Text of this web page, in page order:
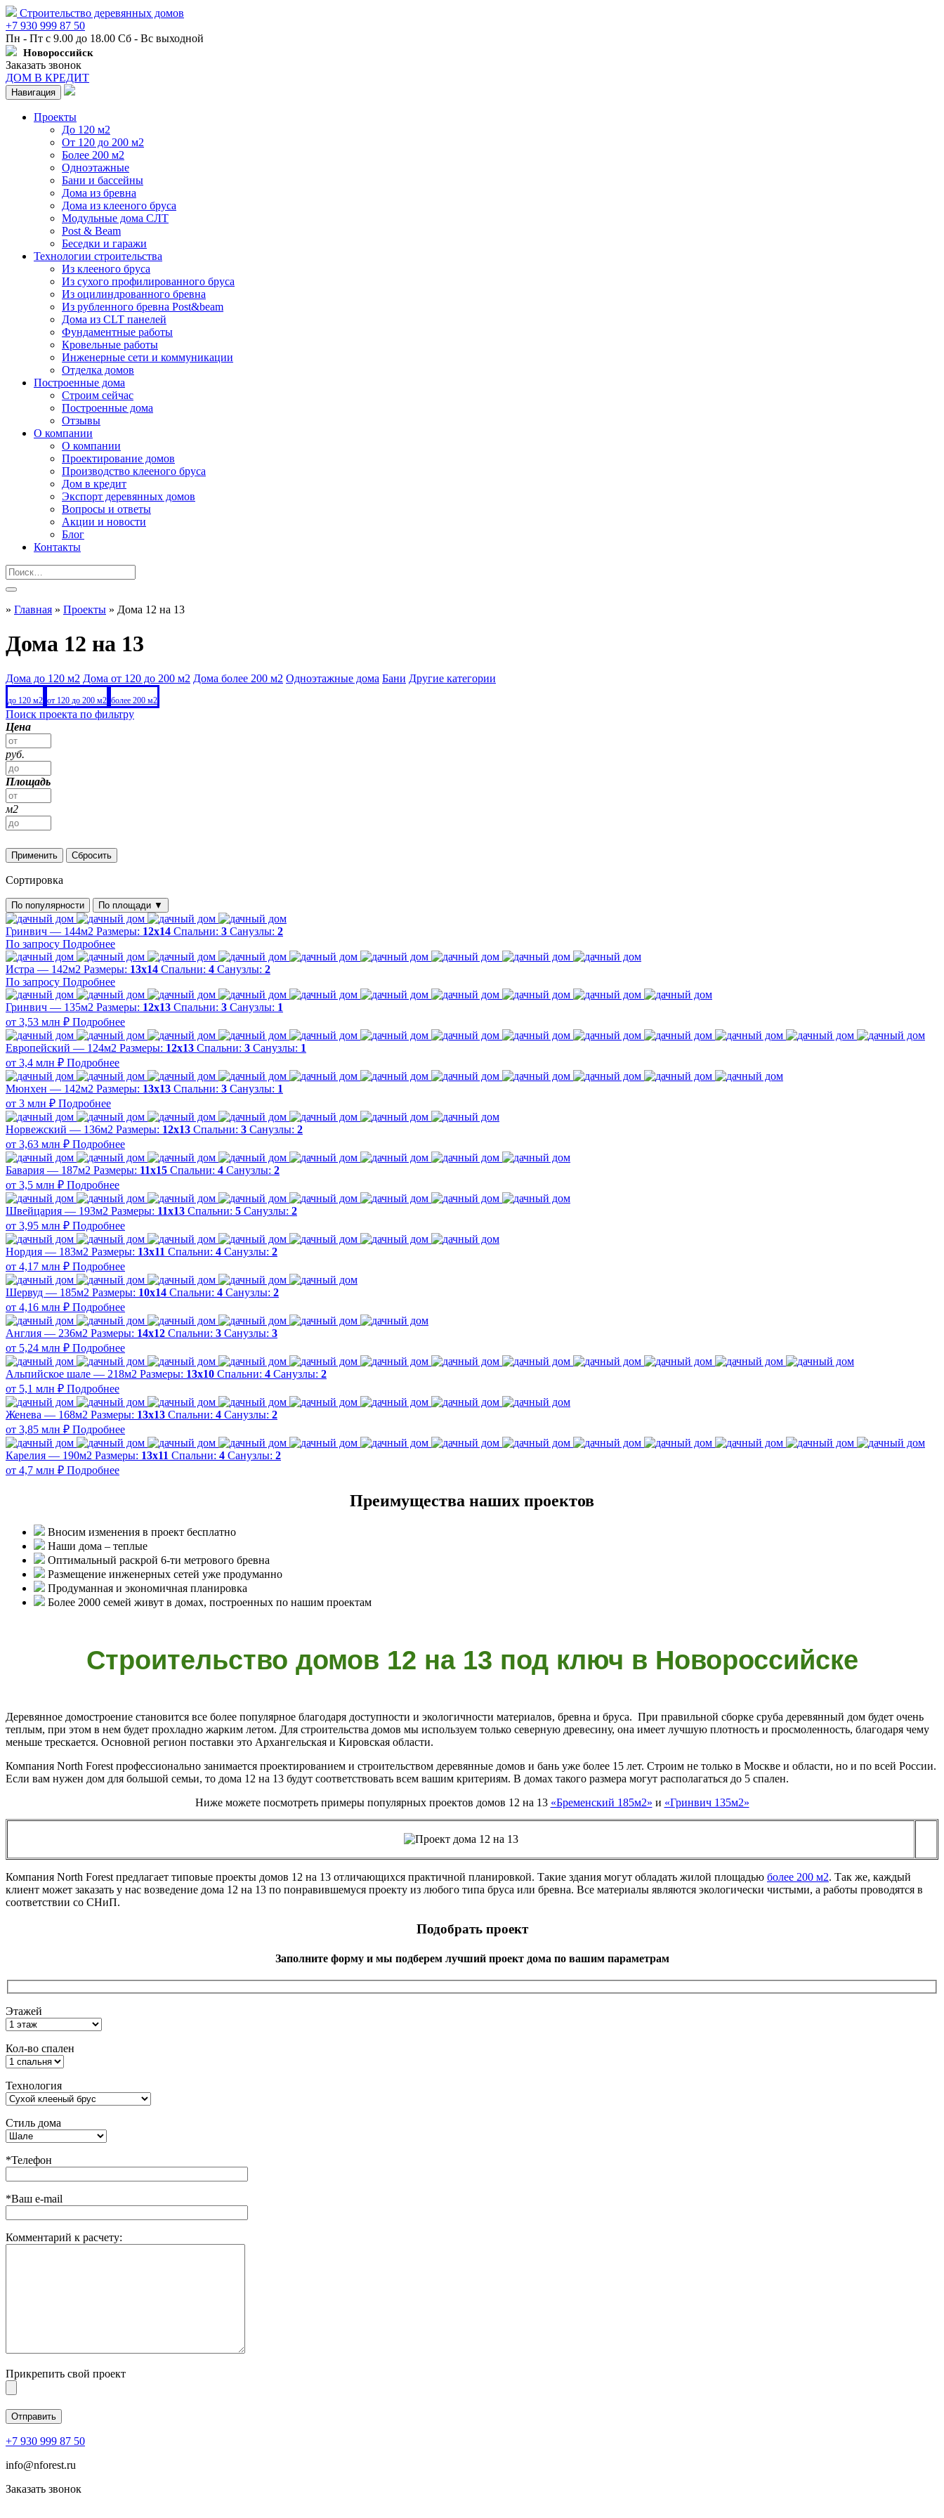
Строительство деревянных домов
+7 930 999 87 50
Пн - Пт с 9.00 до 18.00 Сб - Вс выходной
Новороссийск
Заказать звонок
ДОМ В КРЕДИТ
Навигация
Проекты
До 120 м2
От 120 до 200 м2
Более 200 м2
Одноэтажные
Бани и бассейны
Дома из бревна
Дома из клееного бруса
Модульные дома СЛТ
Post & Beam
Беседки и гаражи
Технологии строительства
Из клееного бруса
Из сухого профилированного бруса
Из оцилиндрованного бревна
Из рубленного бревна Post&beam
Дома из CLT панелей
Фундаментные работы
Кровельные работы
Инженерные сети и коммуникации
Отделка домов
Построенные дома
Строим сейчас
Построенные дома
Отзывы
О компании
О компании
Проектирование домов
Производство клееного бруса
Дом в кредит
Экспорт деревянных домов
Вопросы и ответы
Акции и новости
Блог
Контакты
» Главная » Проекты » Дома 12 на 13
Дома 12 на 13
Дома до 120 м2 Дома от 120 до 200 м2 Дома более 200 м2 Одноэтажные дома Бани Другие категории
до 120 м2 от 120 до 200 м2 более 200 м2
Поиск проекта по фильтру
Цена
руб.
Площадь
м2
Применить Сбросить
Сортировка
По популярности По площади ▼
Гринвич — 144м2 Размеры: 12х14 Спальни: 3 Санузлы: 2
По запросу Подробнее
Истра — 142м2 Размеры: 13х14 Спальни: 4 Санузлы: 2
По запросу Подробнее
Гринвич — 135м2 Размеры: 12х13 Спальни: 3 Санузлы: 1
от 3,53 млн ₽ Подробнее
Европейский — 124м2 Размеры: 12х13 Спальни: 3 Санузлы: 1
от 3,4 млн ₽ Подробнее
Мюнхен — 142м2 Размеры: 13х13 Спальни: 3 Санузлы: 1
от 3 млн ₽ Подробнее
Норвежский — 136м2 Размеры: 12х13 Спальни: 3 Санузлы: 2
от 3,63 млн ₽ Подробнее
Бавария — 187м2 Размеры: 11х15 Спальни: 4 Санузлы: 2
от 3,5 млн ₽ Подробнее
Швейцария — 193м2 Размеры: 11х13 Спальни: 5 Санузлы: 2
от 3,95 млн ₽ Подробнее
Нордия — 183м2 Размеры: 13х11 Спальни: 4 Санузлы: 2
от 4,17 млн ₽ Подробнее
Шервуд — 185м2 Размеры: 10х14 Спальни: 4 Санузлы: 2
от 4,16 млн ₽ Подробнее
Англия — 236м2 Размеры: 14х12 Спальни: 3 Санузлы: 3
от 5,24 млн ₽ Подробнее
Альпийское шале — 218м2 Размеры: 13х10 Спальни: 4 Санузлы: 2
от 5,1 млн ₽ Подробнее
Женева — 168м2 Размеры: 13х13 Спальни: 4 Санузлы: 2
от 3,85 млн ₽ Подробнее
Карелия — 190м2 Размеры: 13х11 Спальни: 4 Санузлы: 2
от 4,7 млн ₽ Подробнее
Преимущества наших проектов
Вносим изменения в проект бесплатно
Наши дома – теплые
Оптимальный раскрой 6-ти метрового бревна
Размещение инженерных сетей уже продуманно
Продуманная и экономичная планировка
Более 2000 семей живут в домах, построенных по нашим проектам
Строительство домов 12 на 13 под ключ в Новороссийске
Деревянное домостроение становится все более популярное благодаря доступности и экологичности материалов, бревна и бруса. При правильной сборке сруба деревянный дом будет очень
теплым, при этом в нем будет прохладно жарким летом. Для строительства домов мы используем только северную древесину, она имеет лучшую плотность и просмоленность, благодаря чему
меньше трескается. Основной регион поставки это Архангельская и Кировская области.
Компания North Forest профессионально занимается проектированием и строительством деревянные домов и бань уже более 15 лет. Строим не только в Москве и области, но и по всей России.
Если вам нужен дом для большой семьи, то дома 12 на 13 будут соответствовать всем вашим критериям. В домах такого размера могут располагаться до 5 спален.
Ниже можете посмотреть примеры популярных проектов домов 12 на 13 «Бременский 185м2» и «Гринвич 135м2»
Компания North Forest предлагает типовые проекты домов 12 на 13 отличающихся практичной планировкой. Такие здания могут обладать жилой площадью более 200 м2. Так же, каждый
клиент может заказать у нас возведение дома 12 на 13 по понравившемуся проекту из любого типа бруса или бревна. Все материалы являются экологически чистыми, а работы проводятся в
соответствии со СНиП.
Подобрать проект
Заполните форму и мы подберем лучший проект дома по вашим параметрам
Этажей
Кол-во спален
Технология
Стиль дома
*Телефон
*Ваш e-mail
Комментарий к расчету:
Прикрепить свой проект
+7 930 999 87 50
info@nforest.ru
Заказать звонок